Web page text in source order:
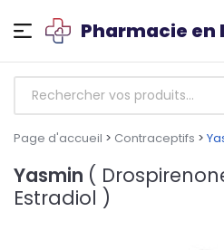
Pharmacie en
Page d'accueil > Contraceptifs >
Yasmin (
Estradiol )